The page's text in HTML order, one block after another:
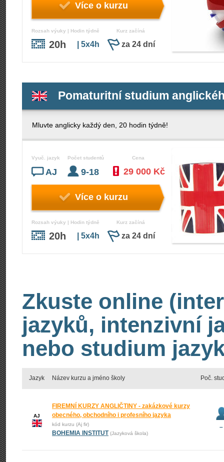
Více o kurzu
Rozsah výuky | Hodin týdně
20h | 5x4h
Kurz začíná
za 24 dní
Pomaturitní studium
Mluvte anglicky každý den, 20 hodin týdně!
Vyuč. jazyk
AJ
Počet studentů
9-18
Cena
29 000 Kč
Více o kurzu
Rozsah výuky | Hodin týdně
20h | 5x4h
Kurz začíná
za 24 dní
Zkuste online
jazyků, intenzivní
nebo studium
Jazyk Název kurzu a jméno školy Poč.
AJ
FIREMNÍ KURZY ANGLIČTINY - zakázkové kurzy
obecného, obchodního i profesního jazyka
kód kurzu (Aj fir)
BOHEMIA INSTITUT (Jazyková škola)
–